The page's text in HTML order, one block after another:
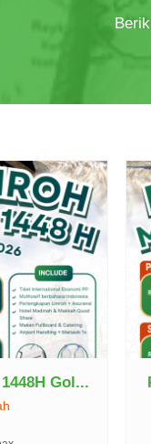
Gol...